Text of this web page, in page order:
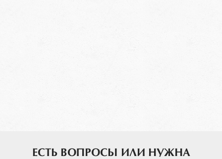
ЕСТЬ ВОПРОСЫ ИЛИ НУЖНА